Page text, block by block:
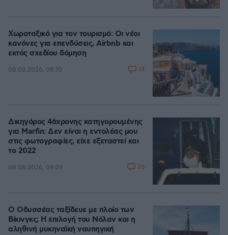
Χωροταξικό για τον τουρισμό: Οι νέοι
κανόνες για επενδύσεις, Airbnb και
εκτός σχεδίου δόμηση
08.08.2026, 08:10 14
Δικηγόρος 46χρονης κατηγορουμένης
για Marfin: Δεν είναι η εντολέας μου
στις φωτογραφίες, είχε εξεταστεί και
το 2022
08.08.2026, 09:09 26
Ο Οδυσσέας ταξίδευε με πλοίο των
Βίκινγκς; Η επιλογή του Νόλαν και η
αληθινή μυκηναϊκή ναυπηγική